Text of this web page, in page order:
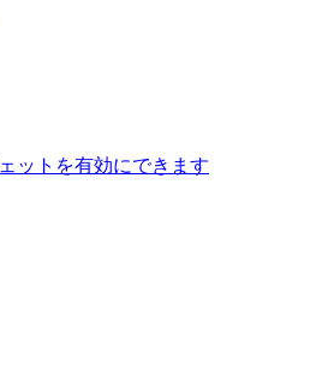
ットを有効にできます